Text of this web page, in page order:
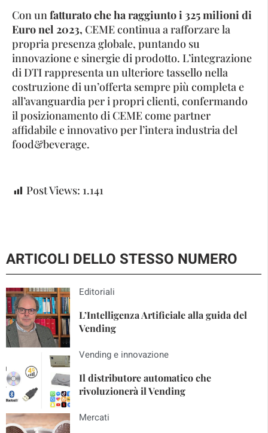
Con unfatturato che ha raggiunto i 325 milioni di
Euro nel 2023, CEME continua a rafforzare la
propria presenza globale, puntando su
innovazione e sinergie di prodotto. L’integrazione
di DTI rappresenta un ulteriore tassello nella
costruzione di un’offerta sempre più completa e
all’avanguardia per i propri clienti, confermando
il posizionamento di CEME come partner
affidabile e innovativo per l’intera industria del
food&beverage.
Post Views: 1.141
ARTICOLI DELLO STESSO NUMERO
Editoriali
L’Intelligenza Artificiale alla guida del
Vending
Vending e innovazione
Il distributore automatico che
rivoluzionerà il Vending
Mercati